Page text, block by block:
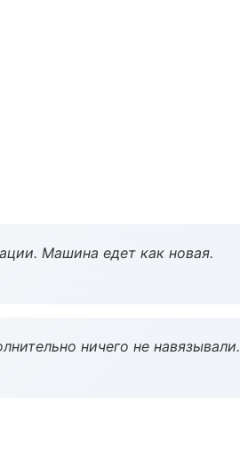
Машина едет как новая.
ничего не навязывали.